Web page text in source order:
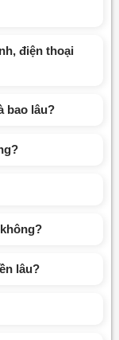
điện thoại
bao lâu?
lâu?